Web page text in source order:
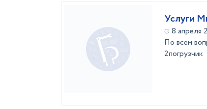
Услуги
8 апреля
По всем
2погрузчик